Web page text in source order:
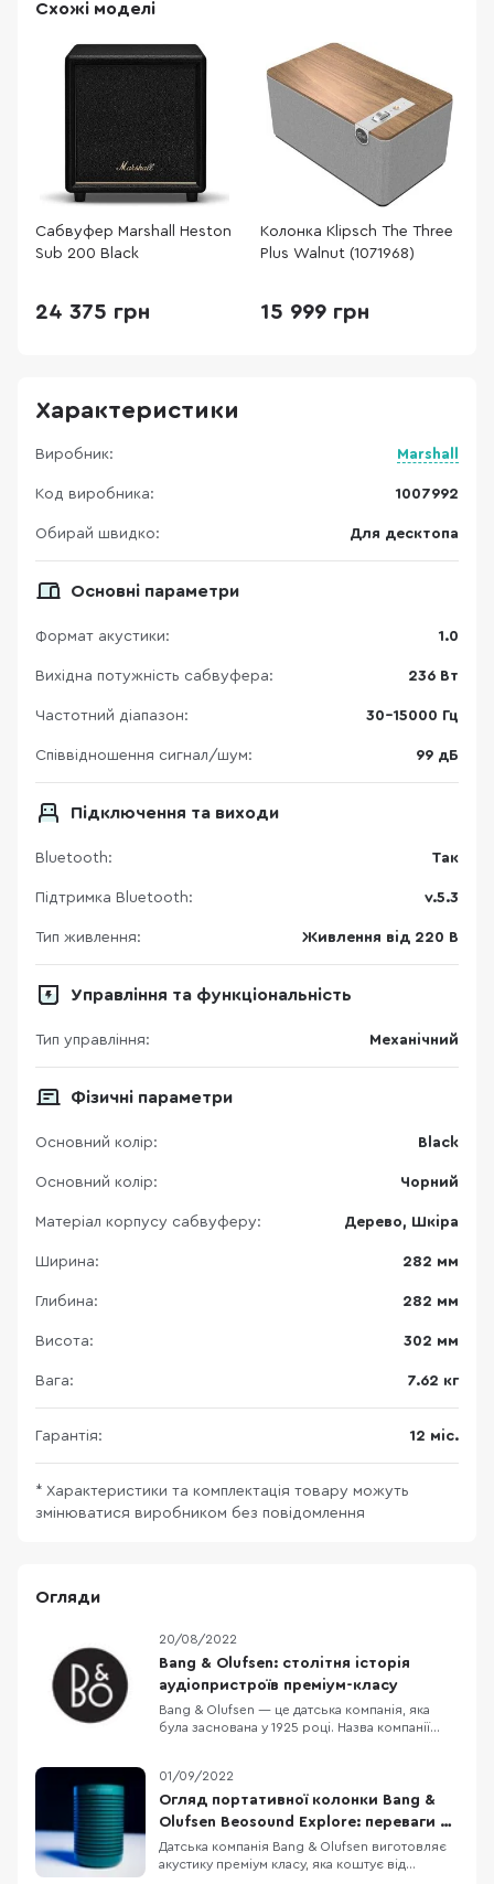
Схожі моделі
Сабвуфер Marshall Heston
Sub 200 Black
24 375 грн
Колонка Klipsch The Three
Plus Walnut (1071968)
15 999 грн
Характеристики
Виробник: Marshall
Код виробника: 1007992
Обирай швидко: Для десктопа
Основні параметри
Формат акустики: 1.0
Вихідна потужність сабвуфера: 236 Вт
Частотний діапазон: 30-15000 Гц
Співвідношення сигнал/шум: 99 дБ
Підключення та виходи
Bluetooth: Так
Підтримка Bluetooth: v.5.3
Тип живлення: Живлення від 220 В
Управління та функціональність
Тип управління: Механічний
Фізичні параметри
Основний колір: Black
Основний колір: Чорний
Матеріал корпусу сабвуферу: Дерево, Шкіра
Ширина: 282 мм
Глибина: 282 мм
Висота: 302 мм
Вага: 7.62 кг
Гарантія: 12 міс.
* Характеристики та комплектація товару можуть
змінюватися виробником без повідомлення
Огляди
20/08/2022
Bang & Olufsen: столітня історія
аудіопристроїв преміум-класу
Bang & Olufsen — це датська компанія, яка
була заснована у 1925 році. Назва компанії
початку Пітер Банг був сконцентрований та
технологіях, а Свен Олуфсен працював над
01/09/2022
Огляд портативної колонки Bang &
Olufsen Beosound Explore: переваги та
недоліки
Датська компанія Bang & Olufsen виготовляє
акустику преміум класу, яка коштує від